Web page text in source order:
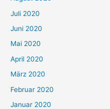
Juli 2020
Juni 2020
Mai 2020
April 2020
März 2020
Februar 2020
Januar 2020